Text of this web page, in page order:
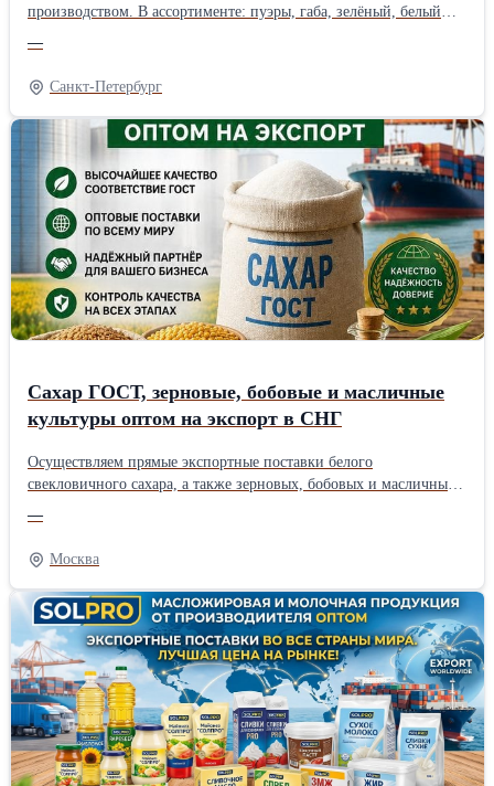
производством. В ассортименте: пуэры, габа, зелёный, белый
производства делается в ограниченном тираже — только
качественное сырьё и авторские рецептуры. Бесплатная доставка
по России от 1 500 ₽. Оплата долями. Скидки в разделе
«Акции».
—
Санкт-Петербург
Сахар ГОСТ, зерновые, бобовые и масличные
культуры оптом на экспорт в СНГ
Осуществляем прямые экспортные поставки белого
свекловичного сахара, а также зерновых, бобовых и масличных
Казахстан, Киргизия, Таджикистан и др.). Работаем напрямую
как производитель и гарантируем строгое соответствие
экспортным стандартам качества. Наш ассортимент для
экспортных поставок: * Белый сахар-песок: ГОСТ 33222-2015
(категория ТС2), код ТН ВЭД 1701 99 100 0. Полностью сухой,
идеален для транспортировки. * Зерновые культуры: Пшеница
(продовольственная/фуражная), кукуруза продовольственная,
ячмень. * Бобовые культуры: Горох, соя. * Масличные культуры:
Подсолнечник. Наши преимущества при экспорте: * Удобные
взаиморасчеты: Для Вашего удобства и минимизации валютных
рисков мы принимаем оплату в национальных валютах
покупателя (узбекский сум UZS, киргизский сом KGS,
—
Москва